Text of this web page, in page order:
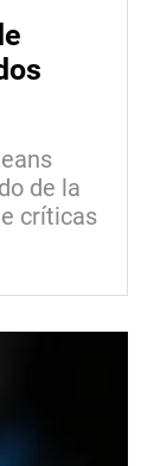
de la
críticas